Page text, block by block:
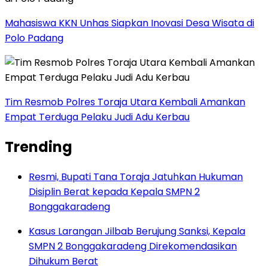
Mahasiswa KKN Unhas Siapkan Inovasi Desa Wisata di
Polo Padang
Tim Resmob Polres Toraja Utara Kembali Amankan
Empat Terduga Pelaku Judi Adu Kerbau
Trending
Resmi, Bupati Tana Toraja Jatuhkan Hukuman
Disiplin Berat kepada Kepala SMPN 2
Bonggakaradeng
Kasus Larangan Jilbab Berujung Sanksi, Kepala
SMPN 2 Bonggakaradeng Direkomendasikan
Dihukum Berat